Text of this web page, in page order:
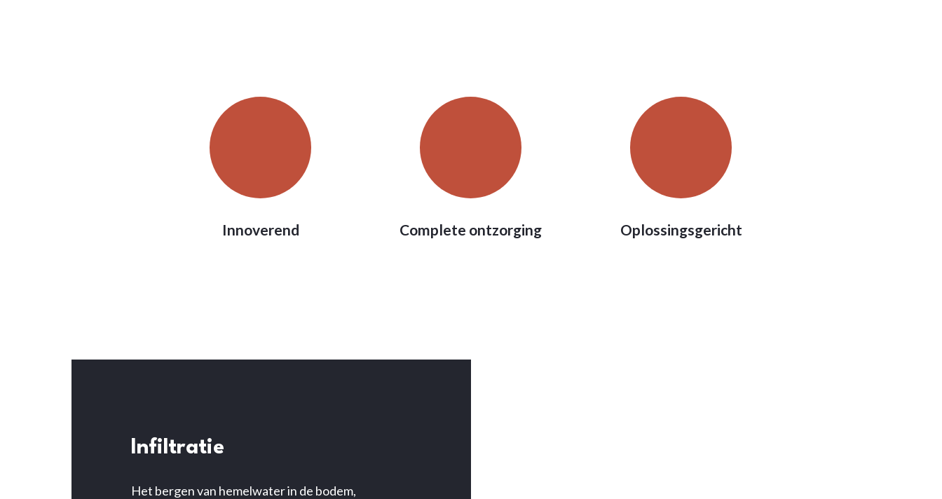
Innoverend Complete ontzorging Oplossingsgericht
Infiltratie
Het bergen van hemelwater in de bodem,